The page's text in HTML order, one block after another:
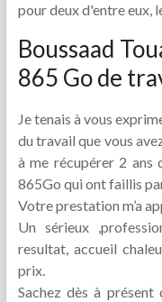
pour deux d'entre eux,
Boussaad
865 Go de
Je tenais à vous
du travail que vous
à me récupérer 2 ans
865Go qui ont faillis
Votre prestation m’a
Un sérieux
resultat, accueil
prix.
Sachez dès à présent